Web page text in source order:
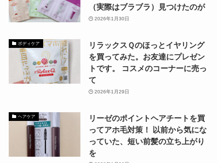
（実際はブラブラ）見つけたのが
2026年1月30日
ボディケア
リラックスＱのほっとイヤリング
を買ってみた。お友達にプレゼン
トです。 コスメのコーナーに売っ
て
2026年1月29日
ヘアケア
リーゼのポイントヘアチートを買
ってアホ毛対策！ 以前から気にな
っていた、短い前髪の立ち上がり
を